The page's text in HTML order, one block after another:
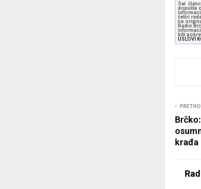
Svi
dopušta
četiri
na
Radio
biti
USLOVI
krađa